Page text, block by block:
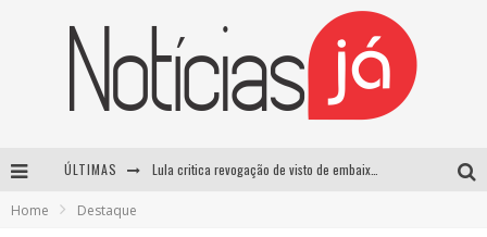
ÚLTIMAS Lula critica revogação de visto de embaixadora brasileira pelos EUA e chama medida de “irresponsável”
Home Destaque